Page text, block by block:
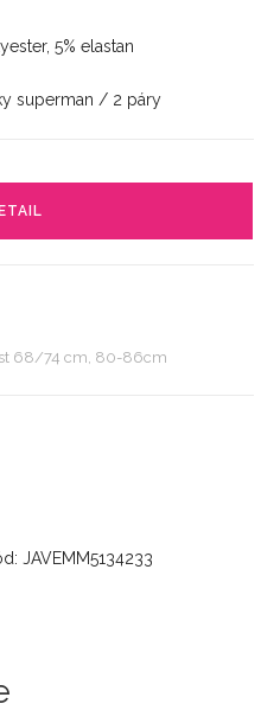
5% elastan
superman / 2 páry
68/74 cm, 80-86cm
JAVEMM5134233